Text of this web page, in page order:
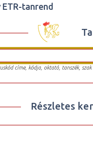
tanrend
címe, kódja, oktató, tanszék,
Részletes